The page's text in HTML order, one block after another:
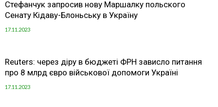
Стефанчук запросив нову Маршалку польского
Сенату Кідаву-Блоньську в Україну
17.11.2023
Reuters: через діру в бюджеті ФРН зависло питання
про 8 млрд євро військової допомоги Україні
17.11.2023